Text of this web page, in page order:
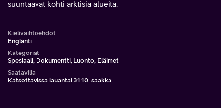
suuntaavat kohti arktisia alueita.
Kielivaihtoehdot
Englanti
Kategoriat
Spesiaali, Dokumentti, Luonto, Eläimet
Saatavilla
Katsottavissa lauantai 31.10. saakka